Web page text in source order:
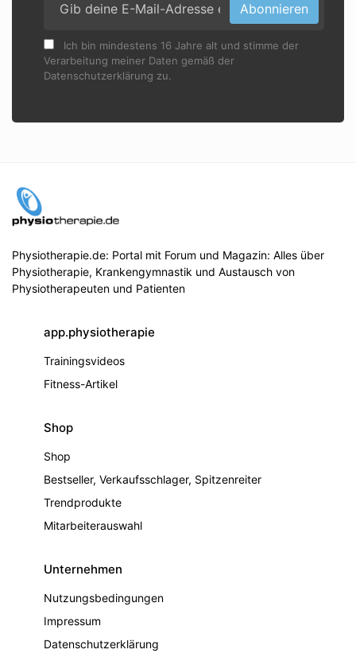
Abonnieren
Ich bin mindestens 16 Jahre alt und stimme der
Verarbeitung meiner Daten gemäß der
Datenschutzerklärung zu.
Physiotherapie.de: Portal mit Forum und Magazin: Alles über
Physiotherapie, Krankengymnastik und Austausch von
Physiotherapeuten und Patienten
app.physiotherapie
Trainingsvideos
Fitness-Artikel
Shop
Shop
Bestseller, Verkaufsschlager, Spitzenreiter
Trendprodukte
Mitarbeiterauswahl
Unternehmen
Nutzungsbedingungen
Impressum
Datenschutzerklärung